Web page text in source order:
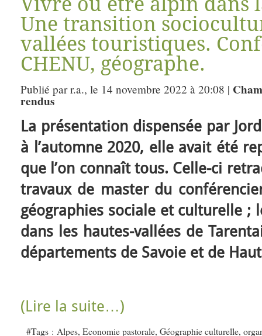
Une transition
vallées touristiques.
CHENU, géographe.
Publié par r.a., le 14 novembre 2022 à 20:08 |
rendus
La présentation dispensée par
à l’automne 2020, elle avait été
que l’on connaît tous. Celle-ci
travaux de master du
géographies sociale et culturelle
dans les hautes-vallées de
départements de Savoie et de
(Lire la suite…)
#Tags : Alpes, Economie pastorale, Géographie culturelle,